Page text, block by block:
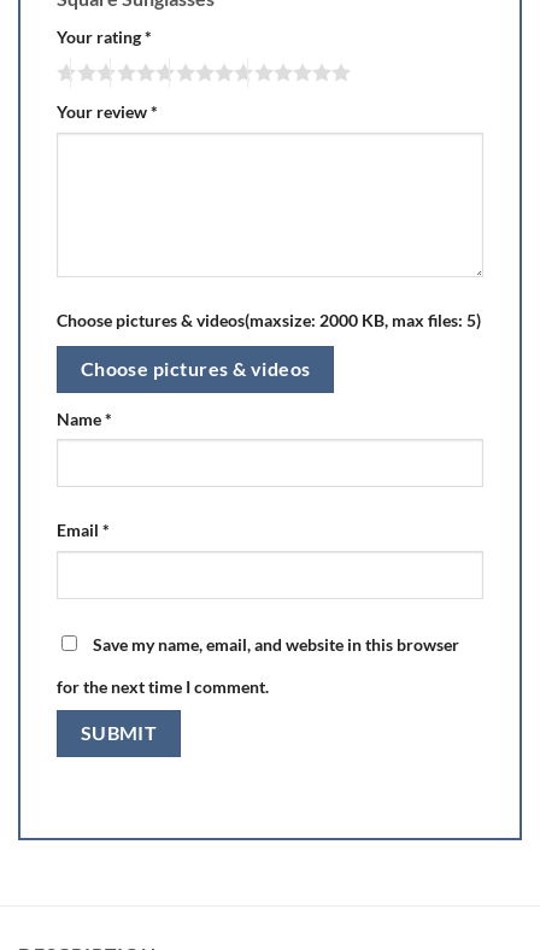
Your rating*
Your review*
Choose pictures & videos(maxsize: 2000 KB, max files: 5)
Choose pictures & videos
Name*
Email *
Save my name, email, and website in this browser
for the next time I comment.